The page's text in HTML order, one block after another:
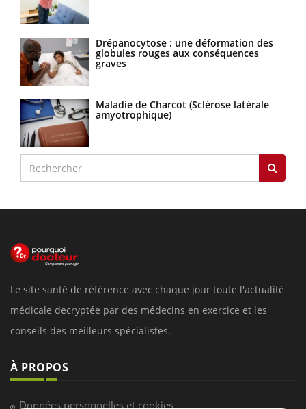
Drépanocytose : une déformation des
globules rouges aux conséquences
graves
Maladie de Charcot (Sclérose latérale
amyotrophique)
Le site santé de référence avec chaque jour toute l'actualité
médicale decryptée par des médecins en exercice et les
conseils des meilleurs spécialistes.
À PROPOS
Données personnelles et cookies